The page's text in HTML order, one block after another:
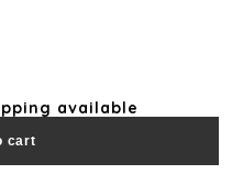
available
cart